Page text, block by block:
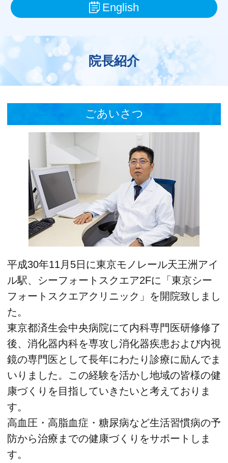
English
院長紹介
ごあいさつ
平成30年11月5日に東京モノレール天王洲アイ
ル駅、シーフォートスクエア2Fに「東京シー
フォートスクエアクリニック」を開院致しまし
た。
東京都済生会中央病院にて内科専門医研修修了
後、消化器内科を専攻し消化器疾患および内視
鏡の専門医として長年にわたり診療に励んでま
いりました。この経験を活かし地域の皆様の健
康づくりを目指していきたいと考えておりま
す。
高血圧・高脂血症・糖尿病など生活習慣病の予
防から治療までの健康づくりをサポートしま
す。